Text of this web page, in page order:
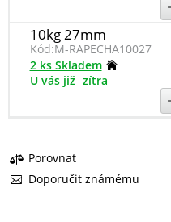
10kg 27mm
Kód:M-RAPECHA10027
2 ks Skladem
U vás již zítra
Porovnat
Doporučit známému